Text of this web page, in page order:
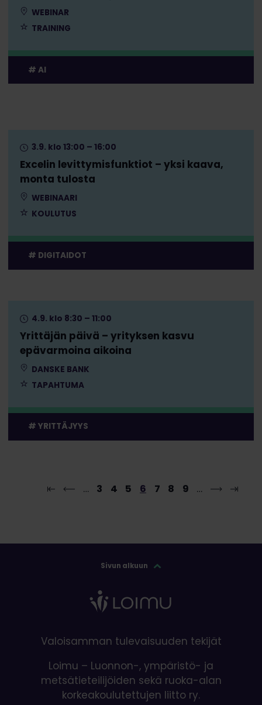
WEBINAR
TRAINING
AI
Excelin levittymisfunktiot – yksi kaava,
monta tulosta
3.9. klo 13:00 – 16:00
WEBINAARI
KOULUTUS
DIGITAIDOT
Yrittäjän päivä – yrityksen kasvu
epävarmoina aikoina
4.9. klo 8:30 – 11:00
DANSKE BANK
TAPAHTUMA
YRITTÄJYYS
… 3 4 5 6 7 8 9 …
Sivun alkuun
Valoisamman tulevaisuuden tekijät
Loimu – Luonnon-, ympäristö- ja
metsätieteilijöiden sekä ruoka-alan
korkeakoulutettujen liitto ry.